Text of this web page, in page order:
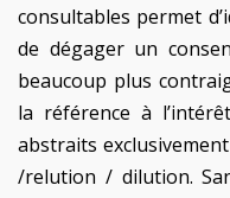
consultables permet
de dégager un
beaucoup plus
la référence à
abstraits
/relution / dilution.